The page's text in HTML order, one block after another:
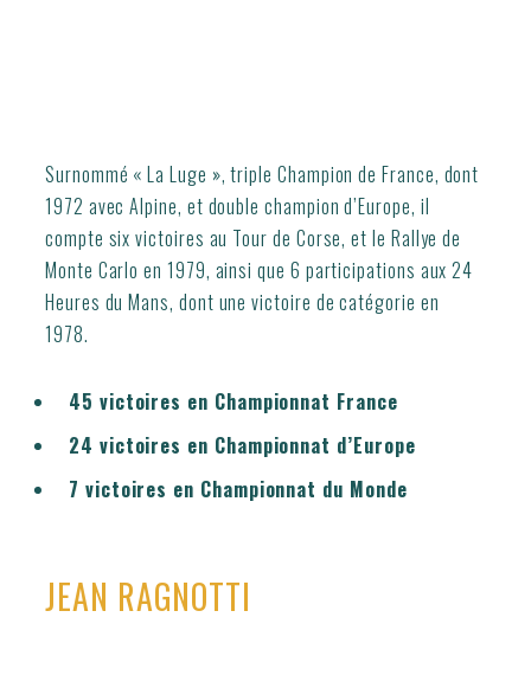
Surnommé « La Luge », triple Champion de France, dont
1972 avec Alpine, et double champion d’Europe, il
compte six victoires au Tour de Corse, et le Rallye de
Monte Carlo en 1979, ainsi que 6 participations aux 24
Heures du Mans, dont une victoire de catégorie en
1978.
45 victoires en Championnat France
24 victoires en Championnat d’Europe
7 victoires en Championnat du Monde
JEAN RAGNOTTI